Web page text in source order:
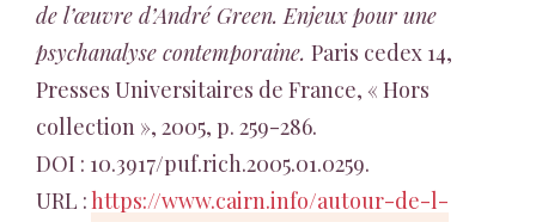
de l’œuvre d’André Green. Enjeux pour une
psychanalyse contemporaine. Paris cedex 14,
Presses Universitaires de France, « Hors
collection », 2005, p. 259-286.
DOI : 10.3917/puf.rich.2005.01.0259.
URL :https://www.cairn.info/autour-de-l-